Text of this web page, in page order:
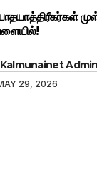
Kalmunainet Admin
29, 2026